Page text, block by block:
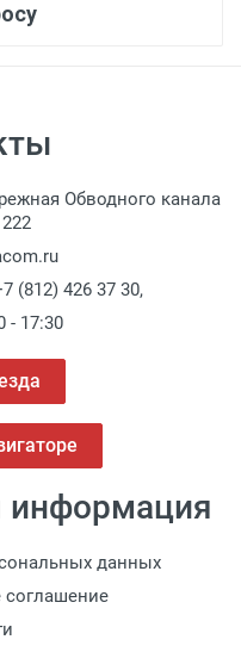
Обводного канала
(812) 426 37 30,
- 17:30
информация
данных
соглашение